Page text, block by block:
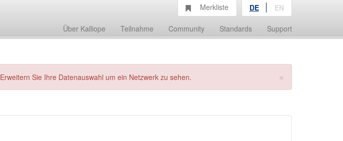
Über Kalliope Teilnahme Community Standards Support
Merkliste DE EN
×
Erweitern Sie Ihre Datenauswahl um ein Netzwerk zu sehen.